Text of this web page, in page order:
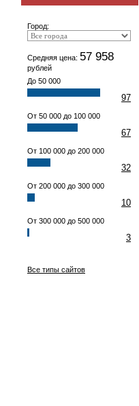
Город:
Средняя цена: 57 958
рублей
До 50 000
97
От 50 000 до 100 000
67
От 100 000 до 200 000
32
От 200 000 до 300 000
10
От 300 000 до 500 000
3
Все типы сайтов